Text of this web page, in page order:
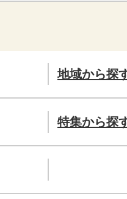
地域から探
特集から探